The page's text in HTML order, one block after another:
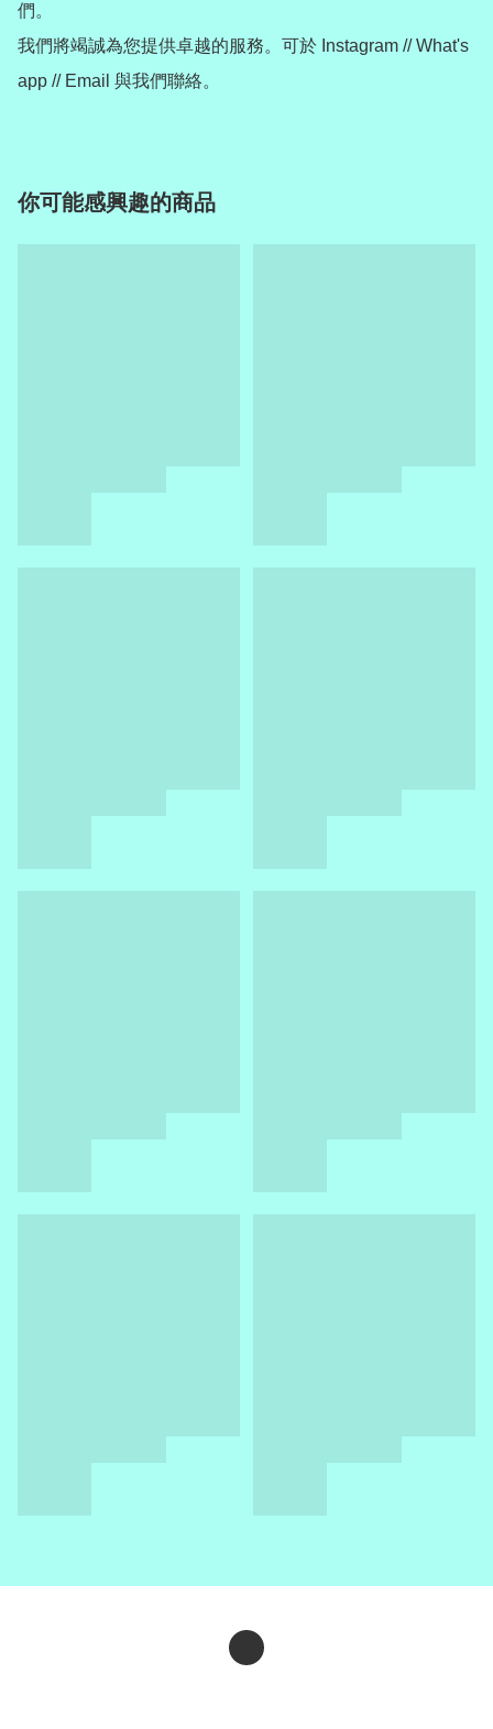
們。
我們將竭誠為您提供卓越的服務。可於 Instagram // What's
app // Email 與我們聯絡。
你可能感興趣的商品